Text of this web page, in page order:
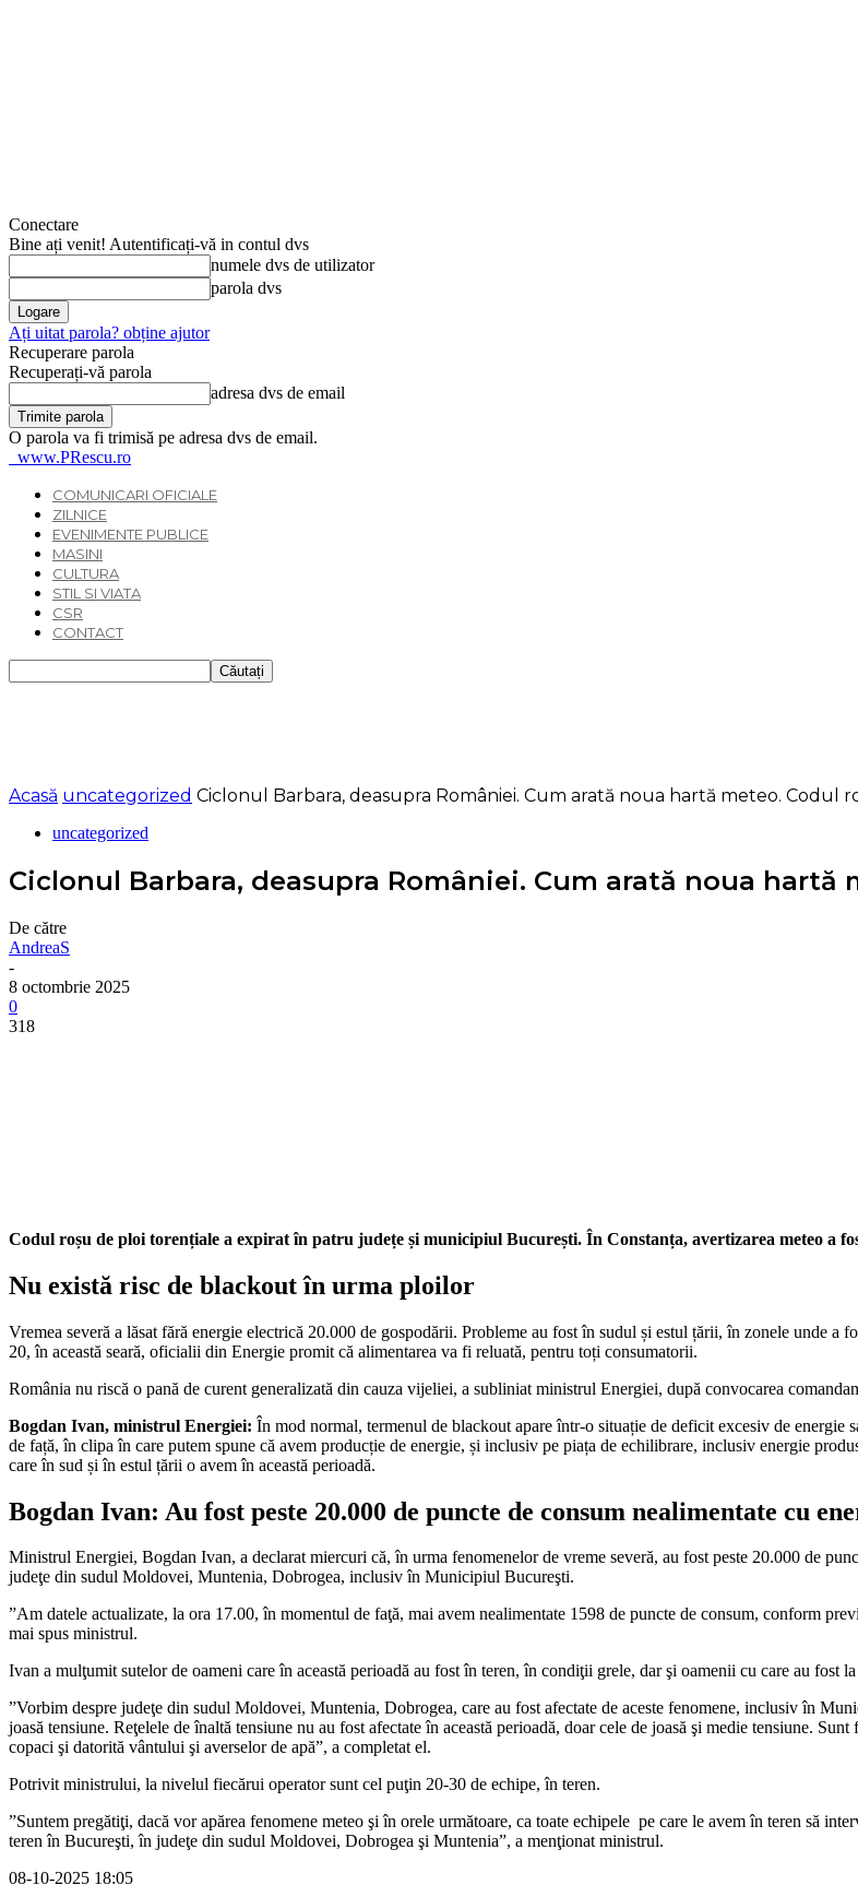
Conectare
Bine ați venit! Autentificați-vă in contul dvs
numele dvs de utilizator
parola dvs
Ați uitat parola? obține ajutor
Recuperare parola
Recuperați-vă parola
adresa dvs de email
O parola va fi trimisă pe adresa dvs de email.
www.PRescu.ro
COMUNICARI OFICIALE
ZILNICE
EVENIMENTE PUBLICE
MASINI
CULTURA
STIL SI VIATA
CSR
CONTACT
Acasă uncategorized Ciclonul Barbara, deasupra României. Cum arată noua hartă meteo. Codul
uncategorized
Ciclonul Barbara, deasupra României. Cum arată noua
De către
AndreaS
-
8 octombrie 2025
0
318
Codul roșu de ploi torențiale a expirat în patru județe și municipiul București. În Constanța, avertizarea meteo a
Nu există risc de blackout în urma ploilor
Vremea severă a lăsat fără energie electrică 20.000 de gospodării. Probleme au fost în sudul și estul țării, în zonele unde
20, în această seară, oficialii din Energie promit că alimentarea va fi reluată, pentru toți consumatorii.
România nu riscă o pană de curent generalizată din cauza vijeliei, a subliniat ministrul Energiei, după convocarea
Bogdan Ivan, ministrul Energiei: În mod normal, termenul de blackout apare într-o situație de deficit excesiv de energie
de față, în clipa în care putem spune că avem producție de energie, și inclusiv pe piața de echilibrare, inclusiv energie
care în sud și în estul țării o avem în această perioadă.
Bogdan Ivan: Au fost peste 20.000 de puncte de consum nealimentate cu
Ministrul Energiei, Bogdan Ivan, a declarat miercuri că, în urma fenomenelor de vreme severă, au fost peste 20.000 de
judeţe din sudul Moldovei, Muntenia, Dobrogea, inclusiv în Municipiul Bucureşti.
”Am datele actualizate, la ora 17.00, în momentul de faţă, mai avem nealimentate 1598 de puncte de consum, conform
mai spus ministrul.
Ivan a mulţumit sutelor de oameni care în această perioadă au fost în teren, în condiţii grele, dar şi oamenii cu care au fost
”Vorbim despre judeţe din sudul Moldovei, Muntenia, Dobrogea, care au fost afectate de aceste fenomene, inclusiv în
joasă tensiune. Reţelele de înaltă tensiune nu au fost afectate în această perioadă, doar cele de joasă şi medie tensiune.
copaci şi datorită vântului şi averselor de apă”, a completat el.
Potrivit ministrului, la nivelul fiecărui operator sunt cel puţin 20-30 de echipe, în teren.
”Suntem pregătiţi, dacă vor apărea fenomene meteo şi în orele următoare, ca toate echipele pe care le avem în teren să
teren în Bucureşti, în judeţe din sudul Moldovei, Dobrogea şi Muntenia”, a menţionat ministrul.
08-10-2025 18:05